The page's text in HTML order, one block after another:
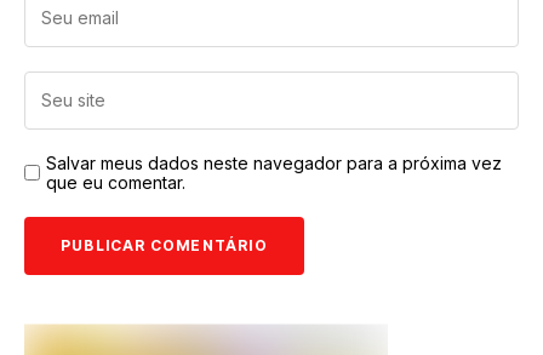
Salvar meus dados neste navegador para a próxima vez
que eu comentar.